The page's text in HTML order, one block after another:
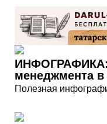
ИНФОГРАФИКА:
менеджмента
Полезная